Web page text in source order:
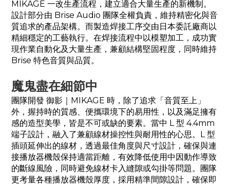
MIKAGE 一改生產流程，建立適合大量生產的新機制。
設計部分由 Brise Audio 團隊全權負責，維持精密化與音
質追求的產品架構。而製造焊接工序交由日本委託廠商以
精細穩定的工藝執行。在焊接流程中以模塑加工，成功實
現作業自動化及大量生產，兼顧結構堅固程度，同時維持
Brise 特色音質與品質。
魔鬼盡在細節中
團隊開發 御影｜ MIKAGE 時，除了追求「音質至上」
外，握持時的質感、便攜環境下的易用性，以及滿足擁有
感的造型美學，皆是不可或缺的要素。當中 L 型 4.4mm
端子設計，融入了兼顧線材操控性與耐用性的心思。L 型
插頭延伸出的線材，透過最佳角度與尺寸設計，確保與連
接播放器機殼保持適當距離，有效降低使用中因動作導致
的斷線風險，同時避免線材卡入縫隙或勾掛等問題。團隊
更考量各種播放器機殼厚度，採用精準間隙設計，確保即